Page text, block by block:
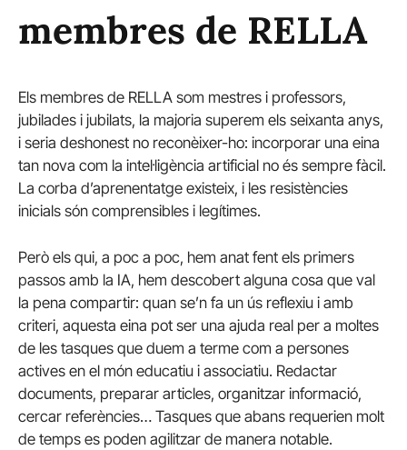
membres de RELLA
Els membres de RELLA som mestres i professors,
jubilades i jubilats, la majoria superem els seixanta anys,
i seria deshonest no reconèixer-ho: incorporar una eina
tan nova com la intel·ligència artificial no és sempre fàcil.
La corba d’aprenentatge existeix, i les resistències
inicials són comprensibles i legítimes.
Però els qui, a poc a poc, hem anat fent els primers
passos amb la IA, hem descobert alguna cosa que val
la pena compartir: quan se’n fa un ús reflexiu i amb
criteri, aquesta eina pot ser una ajuda real per a moltes
de les tasques que duem a terme com a persones
actives en el món educatiu i associatiu. Redactar
documents, preparar articles, organitzar informació,
cercar referències… Tasques que abans requerien molt
de temps es poden agilitzar de manera notable.